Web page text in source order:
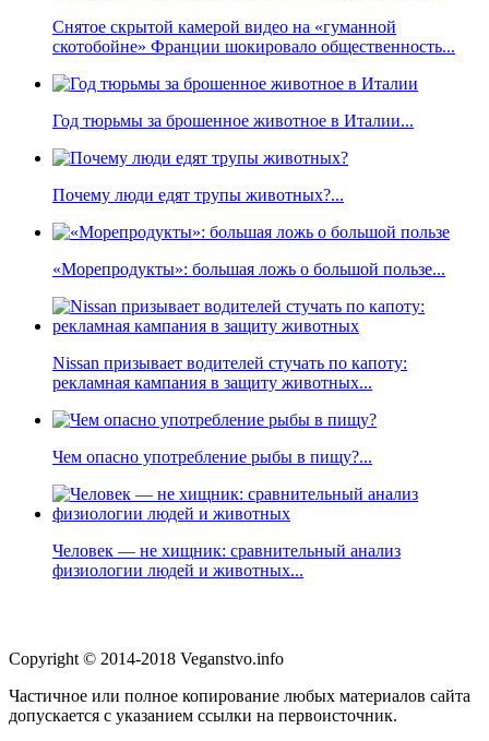
Снятое скрытой камерой видео на «гуманной
скотобойне» Франции шокировало общественность...
Год тюрьмы за брошенное животное в Италии...
Почему люди едят трупы животных?...
«Морепродукты»: большая ложь о большой пользе...
Nissan призывает водителей стучать по капоту:
рекламная кампания в защиту животных...
Чем опасно употребление рыбы в пищу?...
Человек — не хищник: сравнительный анализ
физиологии людей и животных...
Copyright © 2014-2018 Veganstvo.info
Частичное или полное копирование любых материалов сайта
допускается с указанием ссылки на первоисточник.